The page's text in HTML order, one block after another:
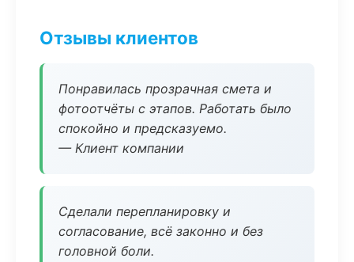
Отзывы клиентов
Понравилась прозрачная смета и
фотоотчёты с этапов. Работать было
спокойно и предсказуемо.
— Клиент компании
Сделали перепланировку и
согласование, всё законно и без
головной боли.